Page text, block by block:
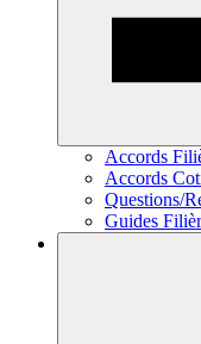
Accords
Accords
Questions/
Guides